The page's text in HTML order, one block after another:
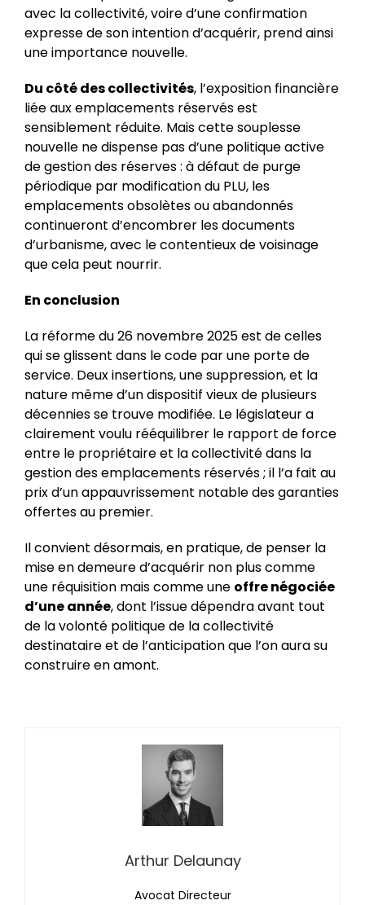
avec la collectivité, voire d’une confirmation
expresse de son intention d’acquérir, prend ainsi
une importance nouvelle.
Du côté des collectivités, l’exposition financière
liée aux emplacements réservés est
sensiblement réduite. Mais cette souplesse
nouvelle ne dispense pas d’une politique active
de gestion des réserves : à défaut de purge
périodique par modification du PLU, les
emplacements obsolètes ou abandonnés
continueront d’encombrer les documents
d’urbanisme, avec le contentieux de voisinage
que cela peut nourrir.
En conclusion
La réforme du 26 novembre 2025 est de celles
qui se glissent dans le code par une porte de
service. Deux insertions, une suppression, et la
nature même d’un dispositif vieux de plusieurs
décennies se trouve modifiée. Le législateur a
clairement voulu rééquilibrer le rapport de force
entre le propriétaire et la collectivité dans la
gestion des emplacements réservés ; il l’a fait au
prix d’un appauvrissement notable des garanties
offertes au premier.
Il convient désormais, en pratique, de penser la
mise en demeure d’acquérir non plus comme
une réquisition mais comme une offre négociée
d’une année, dont l’issue dépendra avant tout
de la volonté politique de la collectivité
destinataire et de l’anticipation que l’on aura su
construire en amont.
Arthur Delaunay
Avocat Directeur